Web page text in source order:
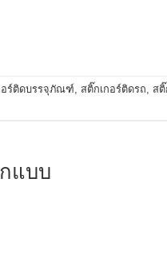
อร์ติดบรรจุภัณฑ์, สติ๊กเกอร์ติดรถ, ส
แบบ